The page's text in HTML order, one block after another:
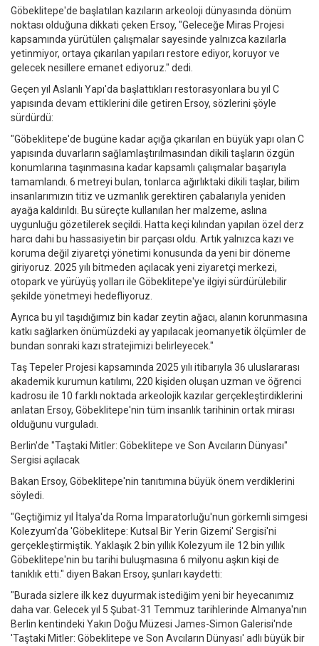
Göbeklitepe'de başlatılan kazıların arkeoloji dünyasında dönüm
noktası olduğuna dikkati çeken Ersoy, "Geleceğe Miras Projesi
kapsamında yürütülen çalışmalar sayesinde yalnızca kazılarla
yetinmiyor, ortaya çıkarılan yapıları restore ediyor, koruyor ve
gelecek nesillere emanet ediyoruz." dedi.
Geçen yıl Aslanlı Yapı'da başlattıkları restorasyonlara bu yıl C
yapısında devam ettiklerini dile getiren Ersoy, sözlerini şöyle
sürdürdü:
"Göbeklitepe'de bugüne kadar açığa çıkarılan en büyük yapı olan C
yapısında duvarların sağlamlaştırılmasından dikili taşların özgün
konumlarına taşınmasına kadar kapsamlı çalışmalar başarıyla
tamamlandı. 6 metreyi bulan, tonlarca ağırlıktaki dikili taşlar, bilim
insanlarımızın titiz ve uzmanlık gerektiren çabalarıyla yeniden
ayağa kaldırıldı. Bu süreçte kullanılan her malzeme, aslına
uygunluğu gözetilerek seçildi. Hatta keçi kılından yapılan özel derz
harcı dahi bu hassasiyetin bir parçası oldu. Artık yalnızca kazı ve
koruma değil ziyaretçi yönetimi konusunda da yeni bir döneme
giriyoruz. 2025 yılı bitmeden açılacak yeni ziyaretçi merkezi,
otopark ve yürüyüş yolları ile Göbeklitepe'ye ilgiyi sürdürülebilir
şekilde yönetmeyi hedefliyoruz.
Ayrıca bu yıl taşıdığımız bin kadar zeytin ağacı, alanın korunmasına
katkı sağlarken önümüzdeki ay yapılacak jeomanyetik ölçümler de
bundan sonraki kazı stratejimizi belirleyecek."
Taş Tepeler Projesi kapsamında 2025 yılı itibarıyla 36 uluslararası
akademik kurumun katılımı, 220 kişiden oluşan uzman ve öğrenci
kadrosu ile 10 farklı noktada arkeolojik kazılar gerçekleştirdiklerini
anlatan Ersoy, Göbeklitepe'nin tüm insanlık tarihinin ortak mirası
olduğunu vurguladı.
Berlin'de "Taştaki Mitler: Göbeklitepe ve Son Avcıların Dünyası"
Sergisi açılacak
Bakan Ersoy, Göbeklitepe'nin tanıtımına büyük önem verdiklerini
söyledi.
"Geçtiğimiz yıl İtalya'da Roma İmparatorluğu'nun görkemli simgesi
Kolezyum'da 'Göbeklitepe: Kutsal Bir Yerin Gizemi' Sergisi'ni
gerçekleştirmiştik. Yaklaşık 2 bin yıllık Kolezyum ile 12 bin yıllık
Göbeklitepe'nin bu tarihi buluşmasına 6 milyonu aşkın kişi de
tanıklık etti." diyen Bakan Ersoy, şunları kaydetti:
"Burada sizlere ilk kez duyurmak istediğim yeni bir heyecanımız
daha var. Gelecek yıl 5 Şubat-31 Temmuz tarihlerinde Almanya'nın
Berlin kentindeki Yakın Doğu Müzesi James-Simon Galerisi'nde
'Taştaki Mitler: Göbeklitepe ve Son Avcıların Dünyası' adlı büyük bir